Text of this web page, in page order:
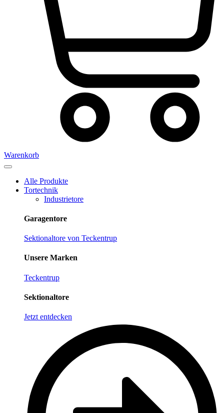
Warenkorb
Alle Produkte
Tortechnik
Industrietore
Garagentore
Sektionaltore von Teckentrup
Unsere Marken
Teckentrup
Sektionaltore
Jetzt entdecken